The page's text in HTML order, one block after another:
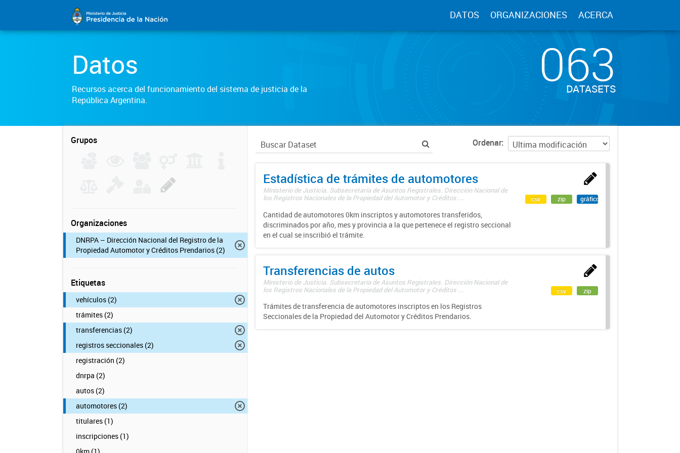
DATOS ORGANIZACIONES ACERCA
Datos
Recursos acerca del funcionamiento del sistema de justicia de la
República Argentina.
063
DATASETS
Grupos
Organizaciones
DNRPA – Dirección Nacional del Registro de la
Propiedad Automotor y Créditos Prendarios (2)
Etiquetas
vehículos (2)
trámites (2)
transferencias (2)
registros seccionales (2)
registración (2)
dnrpa (2)
autos (2)
automotores (2)
titulares (1)
inscripciones (1)
Ordenar
Estadística de trámites de automotores
Ministerio de Justicia. Subsecretaría de Asuntos Registrales. Dirección Nacional de
los Registros Nacionales de la Propiedad del Automotor y Créditos ...
Cantidad de automotores 0km inscriptos y automotores transferidos,
discriminados por año, mes y provincia a la que pertenece el registro seccional
en el cual se inscribió el trámite.
csv zip gráfico
Transferencias de autos
Ministerio de Justicia. Subsecretaría de Asuntos Registrales. Dirección Nacional de
los Registros Nacionales de la Propiedad del Automotor y Créditos ...
Trámites de transferencia de automotores inscriptos en los Registros
Seccionales de la Propiedad del Automotor y Créditos Prendarios.
csv zip